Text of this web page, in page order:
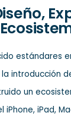
estándares
introducción
un
iPad,